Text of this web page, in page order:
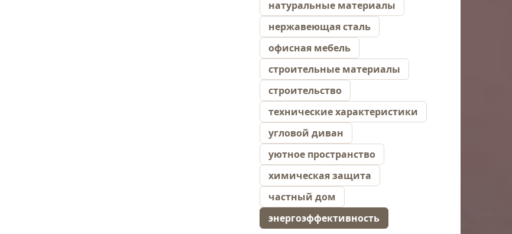
натуральные материалы
нержавеющая сталь
офисная мебель
строительные материалы
строительство
технические характеристики
угловой диван
уютное пространство
химическая защита
частный дом
энергоэффективность